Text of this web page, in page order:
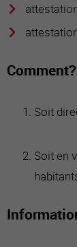
Comment?
Soit
Soit en